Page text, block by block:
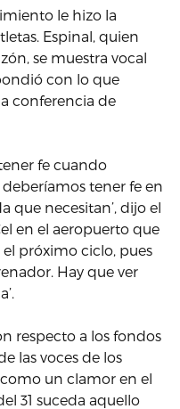
le hizo la
Espinal, quien
se muestra vocal
con lo que
conferencia de
fe cuando
tener fe en
que necesitan’, dijo el
en el aeropuerto que
el próximo ciclo, pues
Hay que ver
respecto a los fondos
las voces de los
un clamor en el
31 suceda aquello